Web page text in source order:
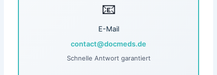
📧
E-Mail
contact@docmeds.de
Schnelle Antwort garantiert